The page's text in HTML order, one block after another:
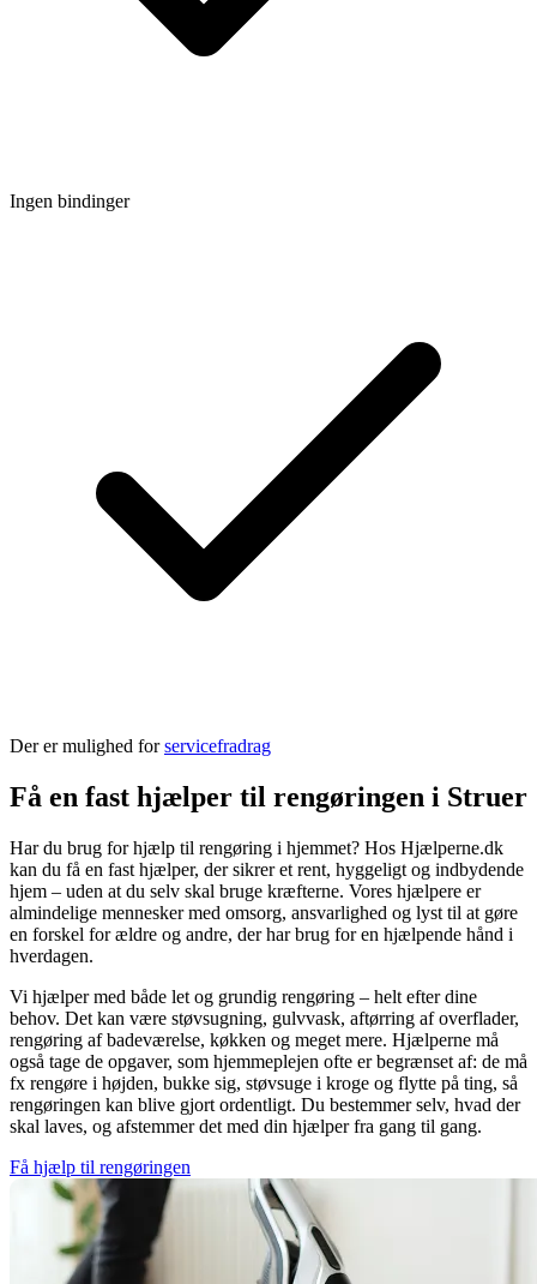
Ingen bindinger
Der er mulighed forservicefradrag
Få en fast hjælper til rengøringen i Struer
Har du brug for hjælp til rengøring i hjemmet? Hos Hjælperne.dk
kan du få en fast hjælper, der sikrer et rent, hyggeligt og indbydende
hjem – uden at du selv skal bruge kræfterne. Vores hjælpere er
almindelige mennesker med omsorg, ansvarlighed og lyst til at gøre
en forskel for ældre og andre, der har brug for en hjælpende hånd i
hverdagen.
Vi hjælper med både let og grundig rengøring – helt efter dine
behov. Det kan være støvsugning, gulvvask, aftørring af overflader,
rengøring af badeværelse, køkken og meget mere. Hjælperne må
også tage de opgaver, som hjemmeplejen ofte er begrænset af: de må
fx rengøre i højden, bukke sig, støvsuge i kroge og flytte på ting, så
rengøringen kan blive gjort ordentligt. Du bestemmer selv, hvad der
skal laves, og afstemmer det med din hjælper fra gang til gang.
Få hjælp til rengøringen